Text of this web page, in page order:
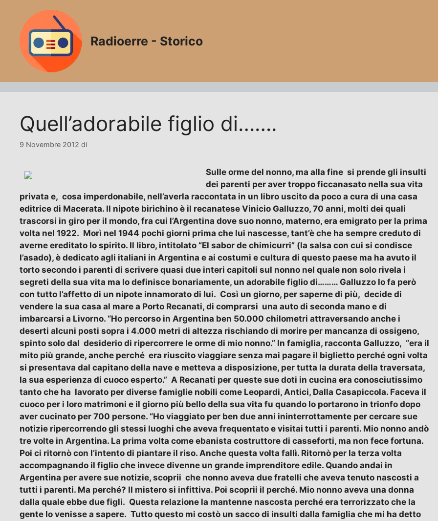
contenuto
Radioerre - Storico
Quell’adorabile figlio di…….
9 Novembre 2012 di
Sulle orme del nonno, ma alla fine si prende gli insulti
dei parenti per aver troppo ficcanasato nella sua vita
privata e, cosa imperdonabile, nell’averla raccontata in un libro uscito da poco a cura di una casa
editrice di Macerata. Il nipote birichino è il recanatese Vinicio Galluzzo, 70 anni, molti dei quali
trascorsi in giro per il mondo, fra cui l’Argentina dove suo nonno, materno, era emigrato per la prima
volta nel 1922. Morì nel 1944 pochi giorni prima che lui nascesse, tant’è che ha sempre creduto di
averne ereditato lo spirito. Il libro, intitolato “El sabor de chimicurri” (la salsa con cui si condisce
l’asado), è dedicato agli italiani in Argentina e ai costumi e cultura di questo paese ma ha avuto il
torto secondo i parenti di scrivere quasi due interi capitoli sul nonno nel quale non solo rivela i
segreti della sua vita ma lo definisce bonariamente, un adorabile figlio di……… Galluzzo lo fa però
con tutto l’affetto di un nipote innamorato di lui. Così un giorno, per saperne di più, decide di
vendere la sua casa al mare a Porto Recanati, di comprarsi una auto di seconda mano e di
imbarcarsi a Livorno. “Ho percorso in Argentina ben 50.000 chilometri attraversando anche i
deserti alcuni posti sopra i 4.000 metri di altezza rischiando di morire per mancanza di ossigeno,
spinto solo dal desiderio di ripercorrere le orme di mio nonno.” In famiglia, racconta Galluzzo, “era il
mito più grande, anche perché era riuscito viaggiare senza mai pagare il biglietto perché ogni volta
si presentava dal capitano della nave e metteva a disposizione, per tutta la durata della traversata,
la sua esperienza di cuoco esperto.” A Recanati per queste sue doti in cucina era conosciutissimo
tanto che ha lavorato per diverse famiglie nobili come Leopardi, Antici, Dalla Casapiccola. Faceva il
cuoco per i loro matrimoni e il giorno più bello della sua vita fu quando lo portarono in trionfo dopo
aver cucinato per 700 persone. “Ho viaggiato per ben due anni ininterrottamente per cercare sue
notizie ripercorrendo gli stessi luoghi che aveva frequentato e visitai tutti i parenti. Mio nonno andò
tre volte in Argentina. La prima volta come ebanista costruttore di casseforti, ma non fece fortuna.
Poi ci ritornò con l’intento di piantare il riso. Anche questa volta fallì. Ritornò per la terza volta
accompagnando il figlio che invece divenne un grande imprenditore edile. Quando andai in
Argentina per avere sue notizie, scoprii che nonno aveva due fratelli che aveva tenuto nascosti a
tutti i parenti. Ma perché? Il mistero si infittiva. Poi scoprii il perché. Mio nonno aveva una donna
dalla quale ebbe due figli. Questa relazione la mantenne nascosta perché era terrorizzato che la
gente lo venisse a sapere. Tutto questo mi costò un sacco di insulti dalla famiglia che mi ha detto